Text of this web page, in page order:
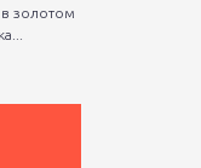
в золотом